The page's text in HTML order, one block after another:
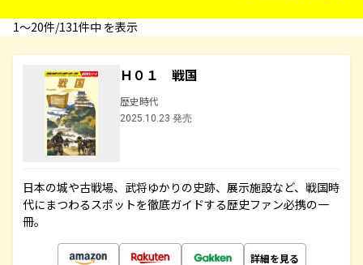
1〜20件/131件中 を表示
Ｈ０１ 戦国
歴史時代
2025.10.23 発売
日本の城や古戦場、武将ゆかりの史跡、展示施設など、戦国時
代にまつわるスポットを徹底ガイドする歴史ファン必携の一
冊。
詳細を見る